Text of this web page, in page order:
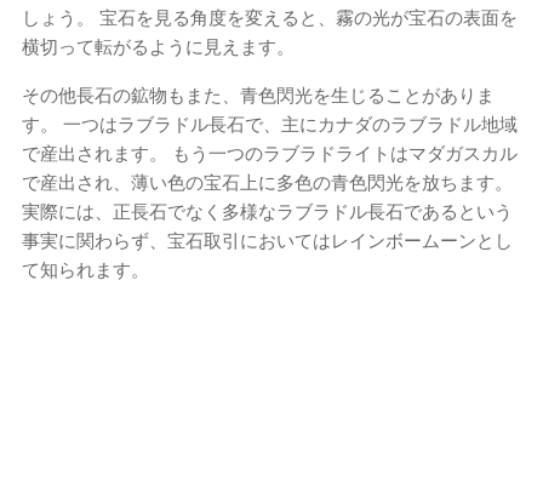
しょう。 宝石を見る角度を変えると、霧の光が宝石の表面を
横切って転がるように見えます。
その他長石の鉱物もまた、青色閃光を生じることがありま
す。 一つはラブラドル長石で、主にカナダのラブラドル地域
で産出されます。 もう一つのラブラドライトはマダガスカル
で産出され、薄い色の宝石上に多色の青色閃光を放ちます。
実際には、正長石でなく多様なラブラドル長石であるという
事実に関わらず、宝石取引においてはレインボームーンとし
て知られます。